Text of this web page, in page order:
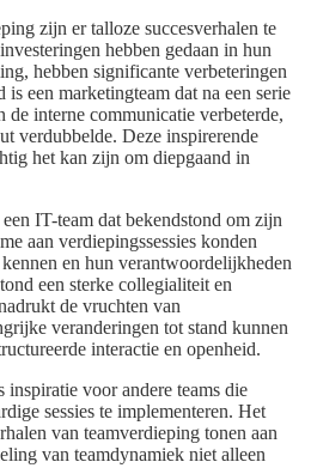
zijn er talloze succesverhalen te
hebben gedaan in hun
hebben significante verbeteringen
een marketingteam dat na een serie
de interne communicatie verbeterde,
verdubbelde. Deze inspirerende
het kan zijn om diepgaand in
IT-team dat bekendstond om zijn
aan verdiepingssessies konden
en hun verantwoordelijkheden
een sterke collegialiteit en
de vruchten van
veranderingen tot stand kunnen
interactie en openheid.
inspiratie voor andere teams die
sessies te implementeren. Het
van teamverdieping tonen aan
van teamdynamiek niet alleen